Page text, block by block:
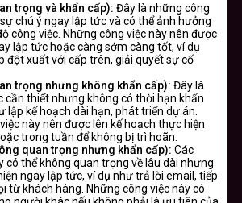
trọng và khẩn cấp): Đây là những công
chú ý ngay lập tức và có thể ảnh hưởng
công việc. Những công việc này nên được
lập tức hoặc càng sớm càng tốt, ví dụ
đột xuất với cấp trên, giải quyết sự cố
trọng nhưng không khẩn cấp): Đây là
cần thiết nhưng không có thời hạn khẩn
lập kế hoạch dài hạn, phát triển dự án.
này nên được lên kế hoạch thực hiện
trong tuần để không bị trì hoãn.
quan trọng nhưng khẩn cấp): Các
có thể không quan trọng về lâu dài nhưng
ngay lập tức, ví dụ như trả lời email, tiếp
từ khách hàng. Những công việc này có